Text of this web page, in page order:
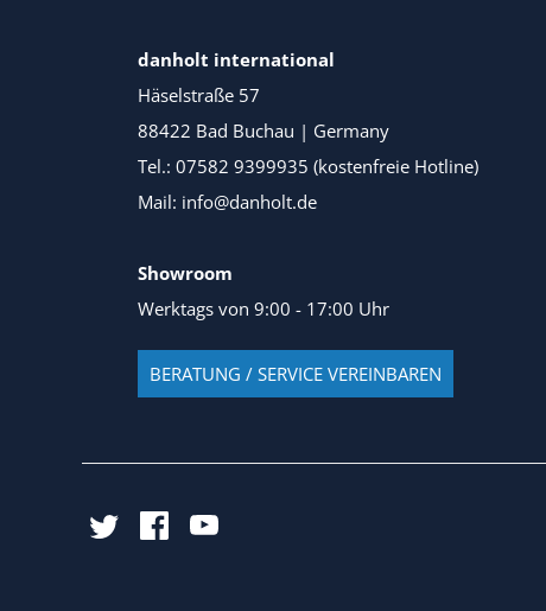
danholt international
Häselstraße 57
88422 Bad Buchau | Germany
Tel.: 07582 9399935 (kostenfreie Hotline)
Mail: info@danholt.de
Showroom
Werktags von 9:00 - 17:00 Uhr
BERATUNG / SERVICE VEREINBAREN